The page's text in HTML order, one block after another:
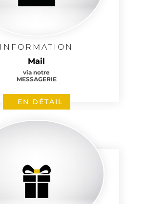
INFORMATION
Mail
via notre
MESSAGERIE
EN DÉTAIL